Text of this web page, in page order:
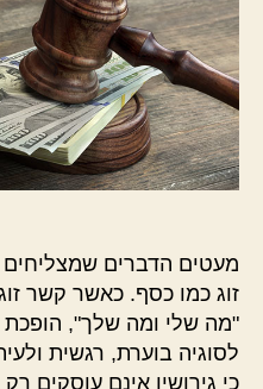
מעטים הדברים שמצליחים
זוג כמו כסף. כאשר קשר
"מה שלי ומה שלך",
לסוגיה בוערת, רגשית
כי גירושין אינם עוסקים